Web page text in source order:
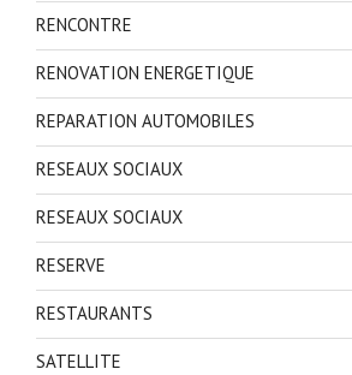
RENCONTRE
RENOVATION ENERGETIQUE
REPARATION AUTOMOBILES
RESEAUX SOCIAUX
RESEAUX SOCIAUX
RESERVE
RESTAURANTS
SATELLITE